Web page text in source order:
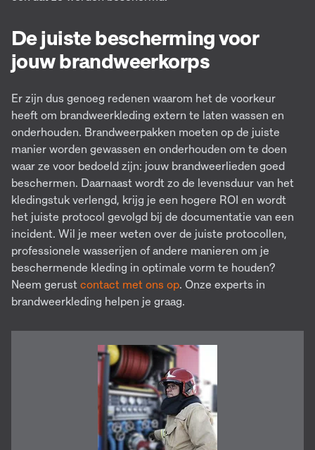
De juiste bescherming voor
jouw brandweerkorps
Er zijn dus genoeg redenen waarom het de voorkeur
heeft om brandweerkleding extern te laten wassen en
onderhouden. Brandweerpakken moeten op de juiste
manier worden gewassen en onderhouden om te doen
waar ze voor bedoeld zijn: jouw brandweerlieden goed
beschermen. Daarnaast wordt zo de levensduur van het
kledingstuk verlengd, krijg je een hogere ROI en wordt
het juiste protocol gevolgd bij de documentatie van een
incident. Wil je meer weten over de juiste protocollen,
professionele wasserijen of andere manieren om je
beschermende kleding in optimale vorm te houden?
Neem gerust contact met ons op. Onze experts in
brandweerkleding helpen je graag.